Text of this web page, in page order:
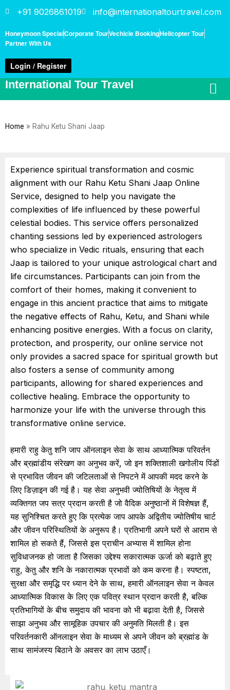
+91 9026861019 info@internationaltourtravel.com
Honeymoon SpecialCorporate TourVechicle BookingHelicopter Tour
Partner With Us
Login / Register
International Tour Travel
Home » Rahu Ketu Shani Jaap
Experience spiritual transformation and cosmic
alignment with our Rahu Ketu Shani Jaap Online
Service, designed to help you navigate the
complexities of life influenced by these powerful
celestial bodies. This service offers personalized
chanting sessions led by experienced astrologers
who specialize in Vedic rituals, ensuring that each
Jaap is tailored to your unique astrological chart and
life circumstances. Participants can join from the
comfort of their homes, making it convenient to
engage in this ancient practice that aims to mitigate
the negative effects of Rahu, Ketu, and Shani while
enhancing positive energies. With a focus on clarity,
protection, and prosperity, our online service not
only provides a sacred space for spiritual growth but
also fosters a sense of community among
participants, allowing for shared experiences and
collective healing. Embrace the opportunity to
harmonize your life with the universe through this
transformative online service.
हमारी राहु केतु शनि जाप ऑनलाइन सेवा के साथ आध्यात्मिक परिवर्तन
और ब्रह्मांडीय संरेखण का अनुभव करें, जो इन शक्तिशाली खगोलीय पिंडों
से प्रभावित जीवन की जटिलताओं से निपटने में आपकी मदद करने के
लिए डिज़ाइन की गई है। यह सेवा अनुभवी ज्योतिषियों के नेतृत्व में
व्यक्तिगत जप सत्र प्रदान करती है जो वैदिक अनुष्ठानों में विशेषज्ञ हैं,
यह सुनिश्चित करते हुए कि प्रत्येक जाप आपके अद्वितीय ज्योतिषीय चार्ट
और जीवन परिस्थितियों के अनुरूप है। प्रतिभागी अपने घरों से आराम से
शामिल हो सकते हैं, जिससे इस प्राचीन अभ्यास में शामिल होना
सुविधाजनक हो जाता है जिसका उद्देश्य सकारात्मक ऊर्जा को बढ़ाते हुए
राहु, केतु और शनि के नकारात्मक प्रभावों को कम करना है। स्पष्टता,
सुरक्षा और समृद्धि पर ध्यान देने के साथ, हमारी ऑनलाइन सेवा न केवल
आध्यात्मिक विकास के लिए एक पवित्र स्थान प्रदान करती है, बल्कि
प्रतिभागियों के बीच समुदाय की भावना को भी बढ़ावा देती है, जिससे
साझा अनुभव और सामूहिक उपचार की अनुमति मिलती है। इस
परिवर्तनकारी ऑनलाइन सेवा के माध्यम से अपने जीवन को ब्रह्मांड के
साथ सामंजस्य बिठाने के अवसर का लाभ उठाएँ।